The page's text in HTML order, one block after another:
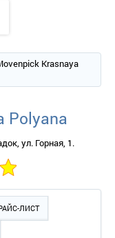
Krasnaya
Polyana
ул. Горная, 1.
ЛИСТ